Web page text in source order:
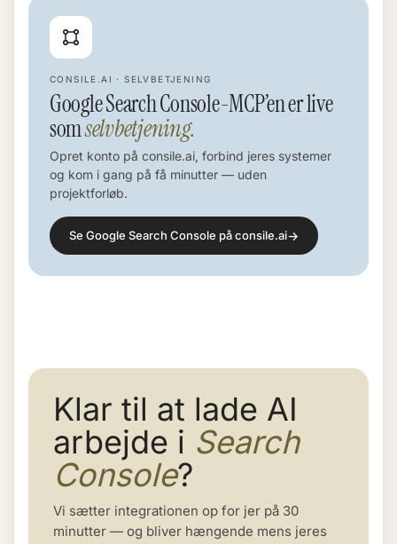
CONSILE.AI · SELVBETJENING
Google Search Console-MCP’en er live
somselvbetjening.
Opret konto på consile.ai, forbind jeres systemer
og kom i gang på få minutter — uden
projektforløb.
Se Google Search Console på consile.ai→
Klar til at lade AI
arbejde i Search
Console?
Vi sætter integrationen op for jer på 30
minutter — og bliver hængende mens jeres